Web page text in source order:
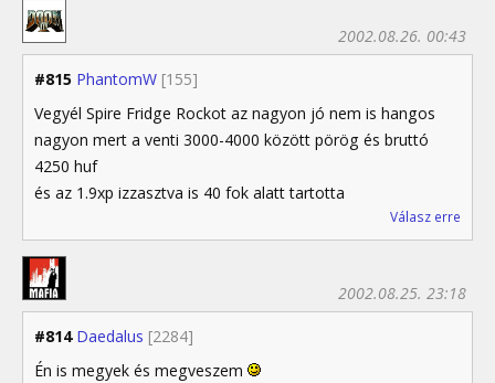
#815 PhantomW [155]
2002.08.26. 00:43
Vegyél Spire Fridge Rockot az nagyon jó nem is hangos
nagyon mert a venti 3000-4000 között pörög és bruttó
4250 huf
és az 1.9xp izzasztva is 40 fok alatt tartotta
Válasz erre
#814 Daedalus [2284]
2002.08.25. 23:18
Én is megyek és megveszem